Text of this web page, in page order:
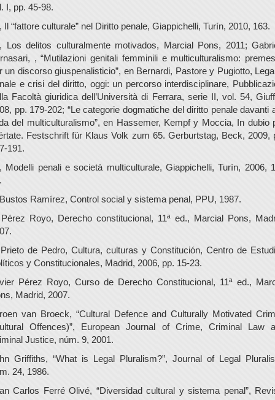
I, pp. 45-98.
Il “fattore culturale” nel Diritto penale, Giappichelli, Turín, 2010, 163.
Los delitos culturalmente motivados, Marcial Pons, 2011;
, “Mutilazioni genitali femminili e multiculturalismo:
un discorso giuspenalisticio”, en Bernardi, Pastore y Pugiotto,
e crisi del diritto, oggi: un percorso interdisciplinare,
Facoltà giuridica dell’Università di Ferrara, serie II, vol. 54,
pp. 179-202; “Le categorie dogmatiche del diritto penale davanti
del multiculturalismo”, en Hassemer, Kempf y Moccia, In dubio
Festschrift für Klaus Volk zum 65. Gerburtstag, Beck, 2009,
191.
Modelli penali e società multiculturale, Giappichelli, Turín, 2006,
Ramírez, Control social y sistema penal, PPU, 1987.
Royo, Derecho constitucional, 11ª ed., Marcial Pons,
de Pedro, Cultura, culturas y Constitución, Centro de
y Constitucionales, Madrid, 2006, pp. 15-23.
Pérez Royo, Curso de Derecho Constitucional, 11ª ed.,
Madrid, 2007.
van Broeck, “Cultural Defence and Culturally Motivated
Offences)”, European Journal of Crime, Criminal Law
Justice, núm. 9, 2001.
Griffiths, “What is Legal Pluralism?”, Journal of Legal
24, 1986.
Carlos Ferré Olivé, “Diversidad cultural y sistema penal”,